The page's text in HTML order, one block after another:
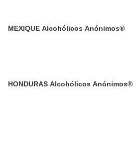
MEXIQUE Alcohólicos Anónimos®
HONDURAS Alcohólicos Anónimos®